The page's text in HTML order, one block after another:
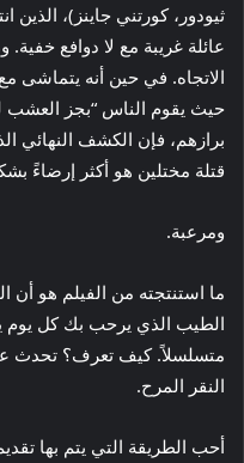
ثيودور، كورتني جاينز)، الذين
عائلة غريبة مع لا دوافع
الاتجاه. في حين أنه يتماشى
حيث يقوم الناس “بجز العشب
برازهم، فإن الكشف النهائي
قتلة مختلين هو أكثر إرضاءً
ومرعبة.
ما استنتجته من الفيلم هو أن
الطيب الذي يرحب بك كل يوم
متسلسلاً. كيف تعرف؟ تحدث
النقر المرح.
أحب الطريقة التي يتم بها